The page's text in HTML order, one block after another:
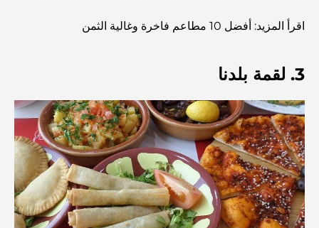
استكشاف مطاعم جميرا جولف إستيتس: دليل الطهي
Global Competition
المقاهي في نخلة جميرا: دليل لأفضل أماكن القهوة وأسلوب
الحياة في الجزيرة
أفضل وجبات الإفطار في دبي: اختياراتي المفضلة لعام 2026
كيفية الحصول على قرض عقاري في دبي: الدليل الشامل
اقرأ المزيد: أفضل 10 مطاعم فاخرة وغالية الثمن
3. لقمة بلدنا